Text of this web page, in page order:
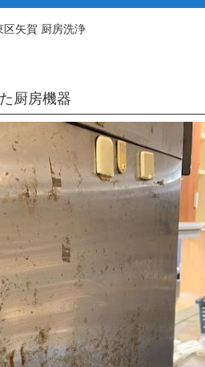
区矢賀 厨房洗浄
厨房機器